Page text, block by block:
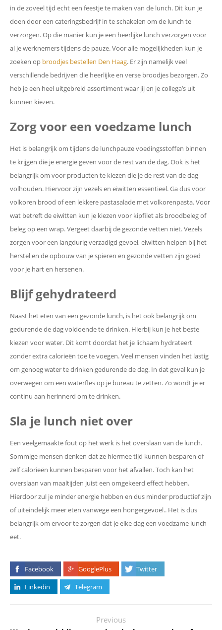
in de zoveel tijd echt een feestje te maken van de lunch. Dit kun je
doen door een cateringsbedrijf in te schakelen om de lunch te
verzorgen. Op die manier kun je een heerlijke lunch verzorgen voor
al je werknemers tijdens de pauze. Voor alle mogelijkheden kun je
zoeken op broodjes bestellen Den Haag. Er zijn namelijk veel
verschillende bedrijven die heerlijke en verse broodjes bezorgen. Zo
heb je een heel uitgebreid assortiment waar jij en je collega’s uit
kunnen kiezen.
Zorg voor een voedzame lunch
Het is belangrijk om tijdens de lunchpauze voedingsstoffen binnen
te krijgen die je energie geven voor de rest van de dag. Ook is het
belangrijk om voor producten te kiezen die je de rest van de dag
volhouden. Hiervoor zijn vezels en eiwitten essentieel. Ga dus voor
volkoren brood of een lekkere pastasalade met volkorenpasta. Voor
wat betreft de eiwitten kun je kiezen voor kipfilet als broodbeleg of
beleg op een wrap. Vergeet daarbij de gezonde vetten niet. Vezels
zorgen voor een langdurig verzadigd gevoel, eiwitten helpen bij het
herstel en de opbouw van je spieren en gezonde vetten zijn goed
voor je hart en hersenen.
Blijf gehydrateerd
Naast het eten van een gezonde lunch, is het ook belangrijk om
gedurende de dag voldoende te drinken. Hierbij kun je het beste
kiezen voor water. Dit komt doordat het je lichaam hydrateert
zonder extra calorieën toe te voegen. Veel mensen vinden het lastig
om genoeg water te drinken gedurende de dag. In dat geval kun je
overwegen om een waterfles op je bureau te zetten. Zo wordt je er
continu aan herinnerd om te drinken.
Sla je lunch niet over
Een veelgemaakte fout op het werk is het overslaan van de lunch.
Sommige mensen denken dat ze hiermee tijd kunnen besparen of
zelf calorieën kunnen besparen voor het afvallen. Toch kan het
overslaan van maaltijden juist een omgekeerd effect hebben.
Hierdoor zul je minder energie hebben en dus minder productief zijn
of uiteindelijk meer eten vanwege een hongergevoel.. Het is dus
belangrijk om ervoor te zorgen dat je elke dag een voedzame lunch
eet.
Facebook GooglePlus
Twitter
Linkedin
Telegram
Previous